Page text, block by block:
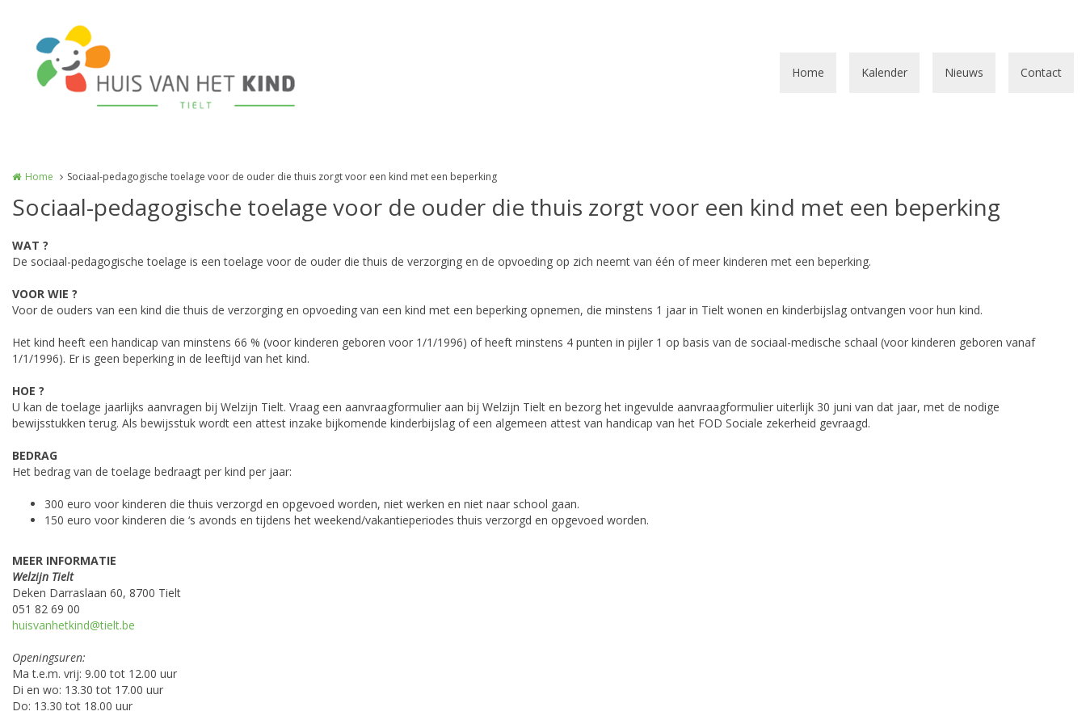
Home Kalender Nieuws Contact
Home Sociaal-pedagogische toelage voor de ouder die thuis zorgt voor een kind met een beperking
Sociaal-pedagogische toelage voor de ouder die thuis zorgt voor een kind met een beperking
WAT ?
De sociaal-pedagogische toelage is een toelage voor de ouder die thuis de verzorging en de opvoeding op zich neemt van één of meer kinderen met een beperking.
VOOR WIE ?
Voor de ouders van een kind die thuis de verzorging en opvoeding van een kind met een beperking opnemen, die minstens 1 jaar in Tielt wonen en kinderbijslag ontvangen voor hun kind.
Het kind heeft een handicap van minstens 66 % (voor kinderen geboren voor 1/1/1996) of heeft minstens 4 punten in pijler 1 op basis van de sociaal-medische schaal (voor kinderen geboren vanaf
1/1/1996). Er is geen beperking in de leeftijd van het kind.
HOE ?
U kan de toelage jaarlijks aanvragen bij Welzijn Tielt. Vraag een aanvraagformulier aan bij Welzijn Tielt en bezorg het ingevulde aanvraagformulier uiterlijk 30 juni van dat jaar, met de nodige
bewijsstukken terug. Als bewijsstuk wordt een attest inzake bijkomende kinderbijslag of een algemeen attest van handicap van het FOD Sociale zekerheid gevraagd.
BEDRAG
Het bedrag van de toelage bedraagt per kind per jaar:
300 euro voor kinderen die thuis verzorgd en opgevoed worden, niet werken en niet naar school gaan.
150 euro voor kinderen die ‘s avonds en tijdens het weekend/vakantieperiodes thuis verzorgd en opgevoed worden.
MEER INFORMATIE
Welzijn Tielt
Deken Darraslaan 60, 8700 Tielt
051 82 69 00
huisvanhetkind@tielt.be
Openingsuren:
Ma t.e.m. vrij: 9.00 tot 12.00 uur
Di en wo: 13.30 tot 17.00 uur
Do: 13.30 tot 18.00 uur